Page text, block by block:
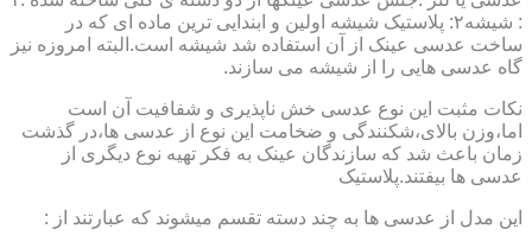
: شیشه۲: پلاستیک شیشه اولین و ابندایی ترین ماده ای که در
ساخت عدسی عینک از آن استفاده شد شیشه است.البته امروزه نیز
گاه عدسی هایی را از شیشه می سازند.
نکات مثبت این نوع عدسی خش ناپذیری و شفافیت آن است
اما،وزن بالای،شکنندگی و ضخامت این نوع از عدسی ها،در گذشت
زمان باعث شد که سازندگان عینک به فکر تهیه نوع دیگری از
عدسی ها بیفتند.پلاستیک
این مدل از عدسی ها به چند دسته تقسم میشوند که عبارتند از :